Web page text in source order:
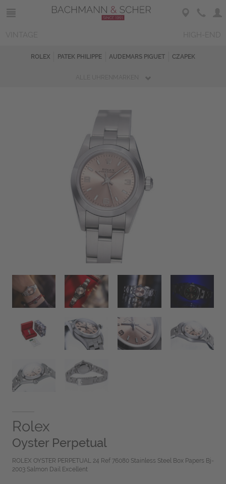
ROLEX PATEK PHILIPPE AUDEMARS PIGUET CZAPEK
Rolex
Oyster Perpetual
ROLEX OYSTER PERPETUAL 24 Ref 76080 Stainless Steel Box Papers Bj-
2003 Salmon Dail Excellent